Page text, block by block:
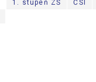
1. stupeň ZŠ ČŠI